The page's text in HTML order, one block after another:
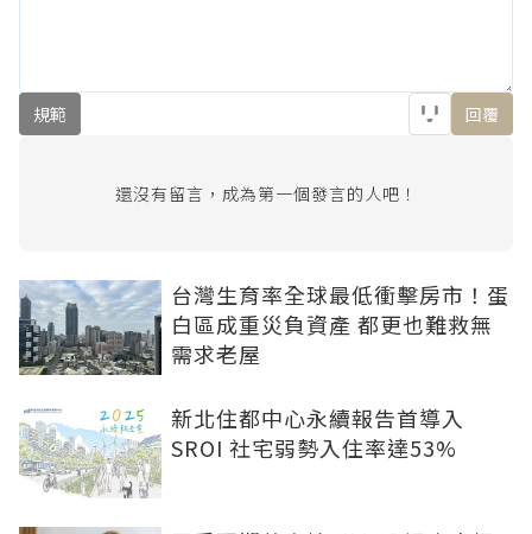
規範 回覆
還沒有留言，成為第一個發言的人吧！
台灣生育率全球最低衝擊房市！蛋
白區成重災負資產 都更也難救無
需求老屋
新北住都中心永續報告首導入
SROI 社宅弱勢入住率達53%